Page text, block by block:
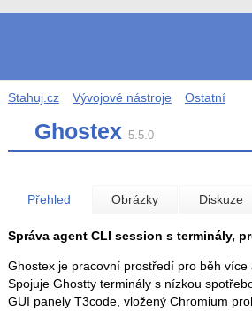
Stahuj.cz Vývojové nástroje Ostatní
Ghostex 5.5.0
Přehled Obrázky Diskuze
Správa agent CLI session s terminály,
Ghostex je pracovní prostředí pro běh více
Spojuje Ghostty terminály s nízkou
GUI panely T3code, vložený Chromium